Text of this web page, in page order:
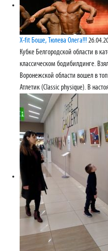
X-fit Боше, Тюлева Олега!!!
Кубке Белгородской области в
классическом бодибилдинге.
Воронежской области вошел в
Атлетик (Classic physique). В